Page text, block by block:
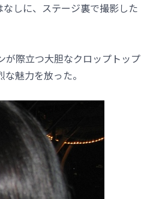
しに、ステージ裏で撮影した
が際立つ大胆なクロップトップ
魅力を放った。